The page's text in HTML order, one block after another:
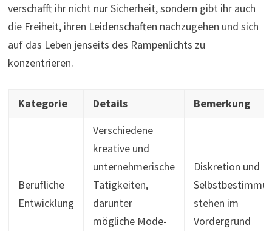
verschafft ihr nicht nur Sicherheit, sondern gibt ihr auch
die Freiheit, ihren Leidenschaften nachzugehen und sich
auf das Leben jenseits des Rampenlichts zu
konzentrieren.
Kategorie Details Bemerkung
Berufliche
Entwicklung
Verschiedene
kreative und
unternehmerische
Tätigkeiten,
darunter
mögliche Mode-
Diskretion und
stehen im
Vordergrund